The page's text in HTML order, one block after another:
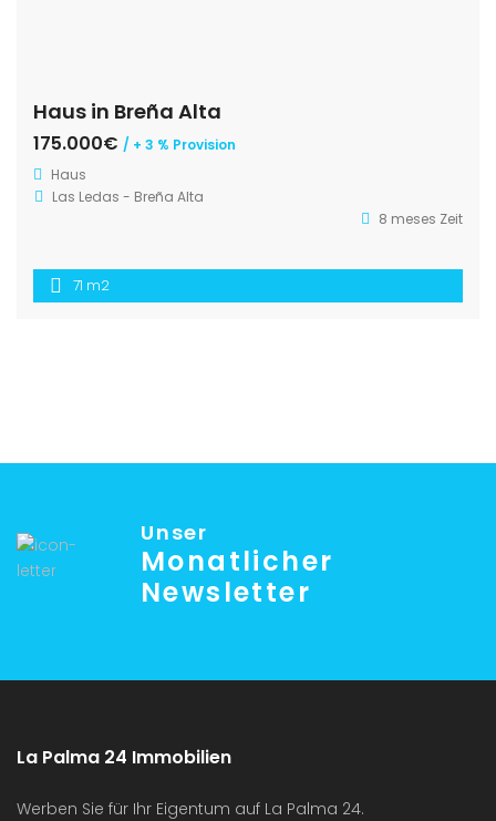
Haus in Breña Alta
175.000€ / + 3 % Provision
Haus
Las Ledas - Breña Alta
8 meses Zeit
71 m2
Unser
Monatlicher
Newsletter
La Palma 24 Immobilien
Werben Sie für Ihr Eigentum auf La Palma 24.